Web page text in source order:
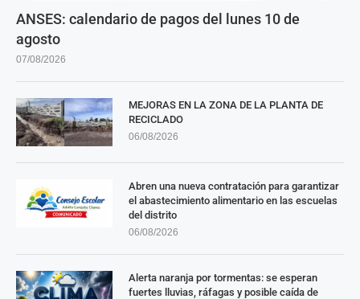
ANSES: calendario de pagos del lunes 10 de
agosto
07/08/2026
MEJORAS EN LA ZONA DE LA PLANTA DE
RECICLADO
06/08/2026
Abren una nueva contratación para garantizar
el abastecimiento alimentario en las escuelas
del distrito
06/08/2026
Alerta naranja por tormentas: se esperan
fuertes lluvias, ráfagas y posible caída de